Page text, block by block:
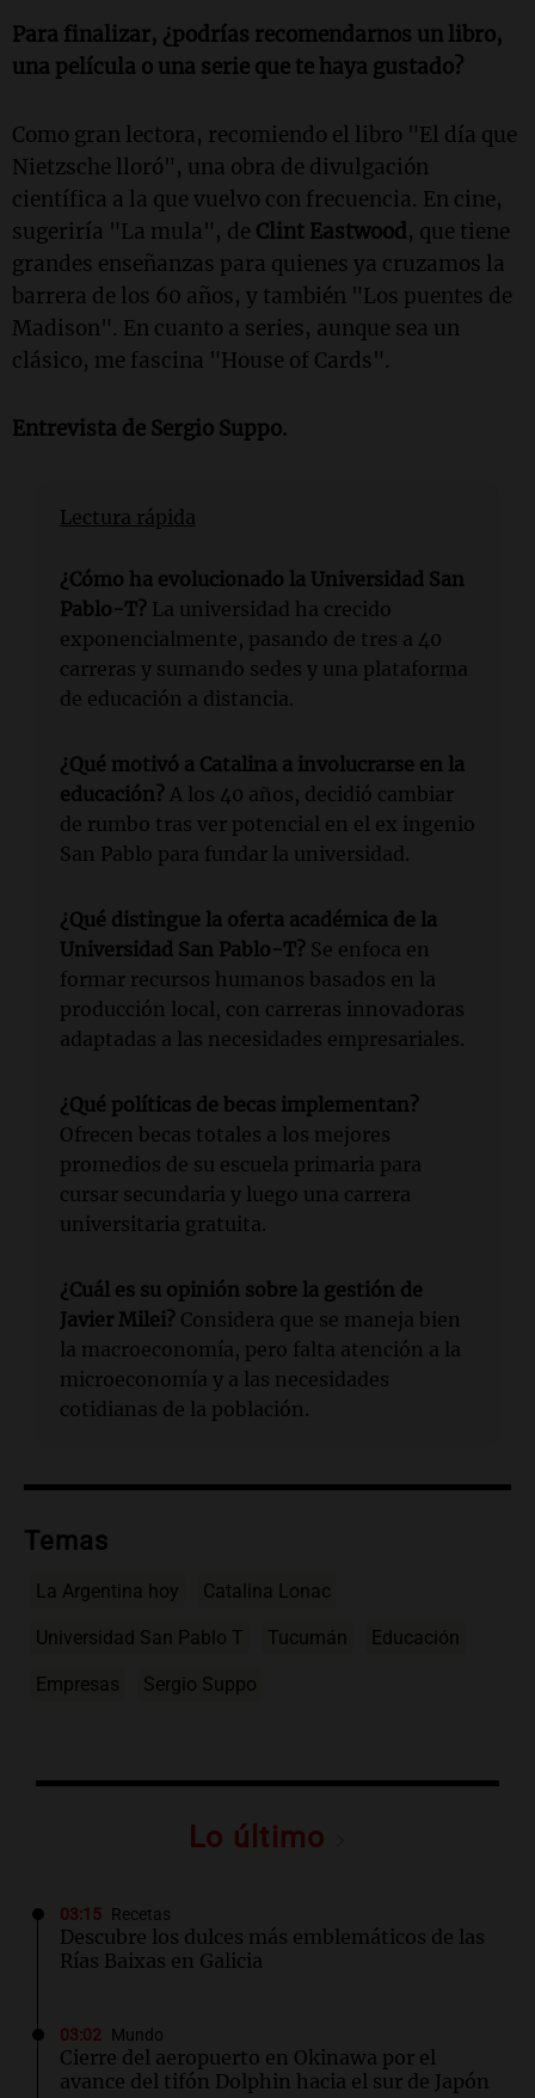
Para finalizar, ¿podrías recomendarnos un libro,
una película o una serie que te haya gustado?
Como gran lectora, recomiendo el libro "El día que
Nietzsche lloró", una obra de divulgación
científica a la que vuelvo con frecuencia. En cine,
sugeriría "La mula", de Clint Eastwood , que tiene
grandes enseñanzas para quienes ya cruzamos la
barrera de los 60 años, y también "Los puentes de
Madison". En cuanto a series, aunque sea un
clásico, me fascina "House of Cards".
Entrevista de Sergio Suppo.
Lectura rápida
¿Cómo ha evolucionado la Universidad San
Pablo-T? La universidad ha crecido
exponencialmente, pasando de tres a 40
carreras y sumando sedes y una plataforma
de educación a distancia.
¿Qué motivó a Catalina a involucrarse en la
educación? A los 40 años, decidió cambiar
de rumbo tras ver potencial en el ex ingenio
San Pablo para fundar la universidad.
¿Qué distingue la oferta académica de la
Universidad San Pablo-T? Se enfoca en
formar recursos humanos basados en la
producción local, con carreras innovadoras
adaptadas a las necesidades empresariales.
¿Qué políticas de becas implementan?
Ofrecen becas totales a los mejores
promedios de su escuela primaria para
cursar secundaria y luego una carrera
universitaria gratuita.
¿Cuál es su opinión sobre la gestión de
Javier Milei? Considera que se maneja bien
la macroeconomía, pero falta atención a la
microeconomía y a las necesidades
cotidianas de la población.
Temas
La Argentina hoy Catalina Lonac
Universidad San Pablo T Tucumán Educación
Empresas Sergio Suppo
Lo último
03:15 Recetas
Descubre los dulces más emblemáticos de las
Rías Baixas en Galicia
03:02 Mundo
Cierre del aeropuerto en Okinawa por el
avance del tifón Dolphin hacia el sur de Japón